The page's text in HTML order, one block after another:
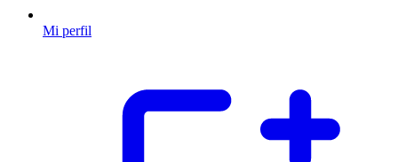
Mi perfil